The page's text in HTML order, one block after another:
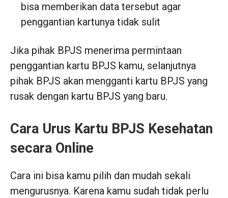
bisa memberikan data tersebut agar
penggantian kartunya tidak sulit
Jika pihak BPJS menerima permintaan
penggantian kartu BPJS kamu, selanjutnya
pihak BPJS akan mengganti kartu BPJS yang
rusak dengan kartu BPJS yang baru.
Cara Urus Kartu BPJS Kesehatan
secara Online
Cara ini bisa kamu pilih dan mudah sekali
mengurusnya. Karena kamu sudah tidak perlu